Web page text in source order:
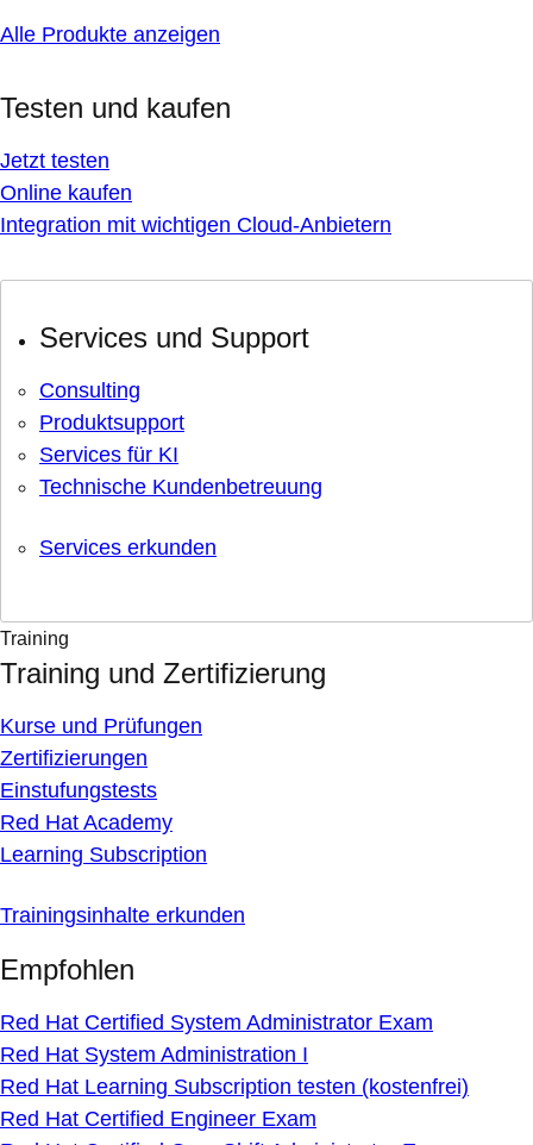
Alle Produkte anzeigen
Testen und kaufen
Jetzt testen
Online kaufen
Integration mit wichtigen Cloud-Anbietern
Services und Support
Consulting
Produktsupport
Services für KI
Technische Kundenbetreuung
Services erkunden
Training
Training und Zertifizierung
Kurse und Prüfungen
Zertifizierungen
Einstufungstests
Red Hat Academy
Learning Subscription
Trainingsinhalte erkunden
Empfohlen
Red Hat Certified System Administrator Exam
Red Hat System Administration I
Red Hat Learning Subscription testen (kostenfrei)
Red Hat Certified Engineer Exam